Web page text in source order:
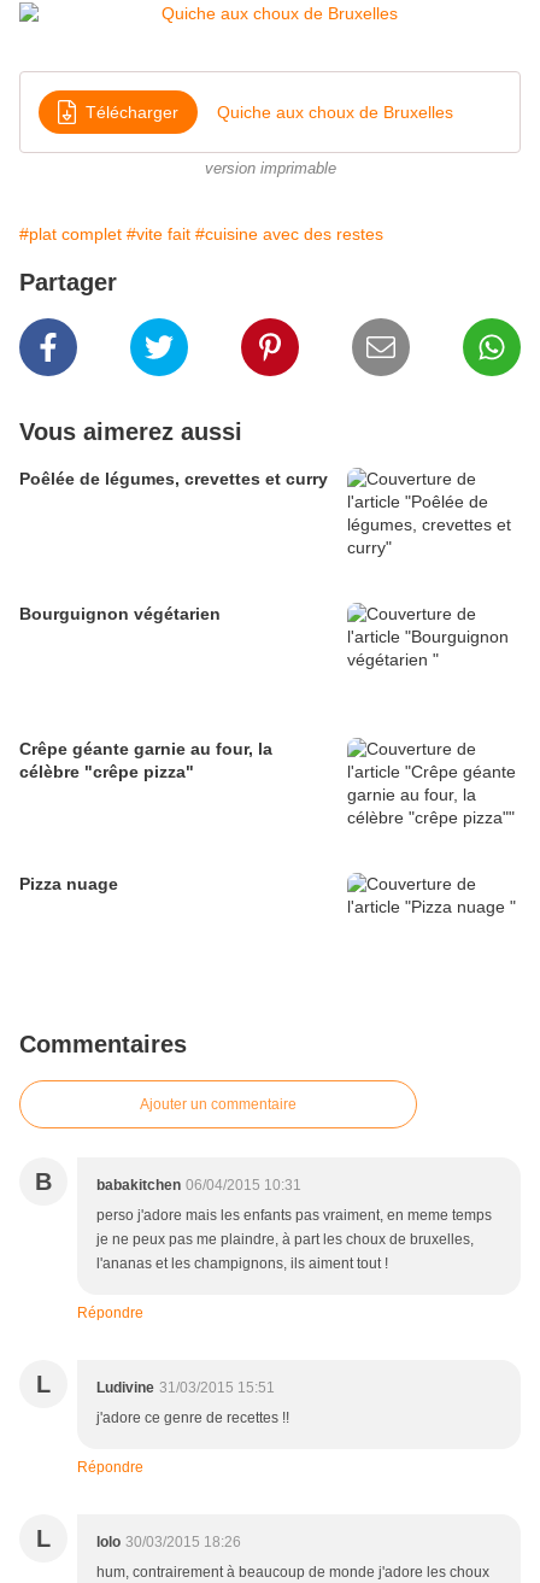
Télécharger Quiche aux choux de Bruxelles
version imprimable
#plat complet #vite fait #cuisine avec des restes
Partager
Vous aimerez aussi
Poêlée de légumes, crevettes et curry
Bourguignon végétarien
Crêpe géante garnie au four, la
célèbre "crêpe pizza"
Pizza nuage
Commentaires
Ajouter un commentaire
B babakitchen 06/04/2015 10:31
perso j'adore mais les enfants pas vraiment, en meme temps
je ne peux pas me plaindre, à part les choux de bruxelles,
l'ananas et les champignons, ils aiment tout !
Répondre
L Ludivine 31/03/2015 15:51
j'adore ce genre de recettes !!
Répondre
L lolo 30/03/2015 18:26
hum, contrairement à beaucoup de monde j'adore les choux